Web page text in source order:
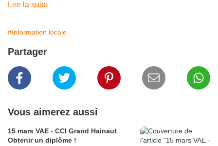
Lire la suite
#Information locale
Partager
Vous aimerez aussi
15 mars VAE - CCI Grand Hainaut
Obtenir un diplôme !